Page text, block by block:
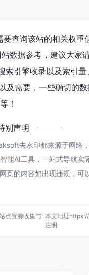
查询该站的相关权重
数据参考，建议大家
引擎收录以及索引
及需要，一些确切的
！
别声明
去水印都来源于网络
能AI工具，一站式导航
页的内容如出现违规，可
点资源收集与 本文地址
注明